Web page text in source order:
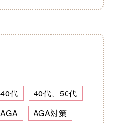
40代
40代、50代
AGA
AGA対策